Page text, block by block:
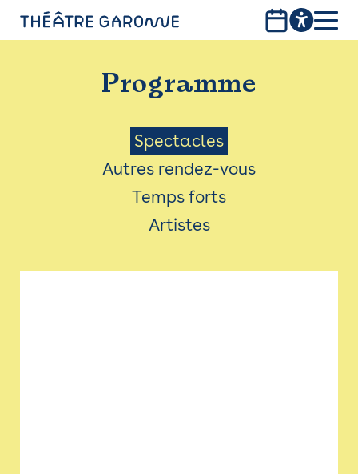
PROGRAMME
INFOS PRATIQUES
AVEC LES PUBLICS
ACCESSIBILITÉ
LES PRODUCTIONS
Programme
Menu
Saison
Spectacles
Autres rendez-vous
Temps forts
Artistes